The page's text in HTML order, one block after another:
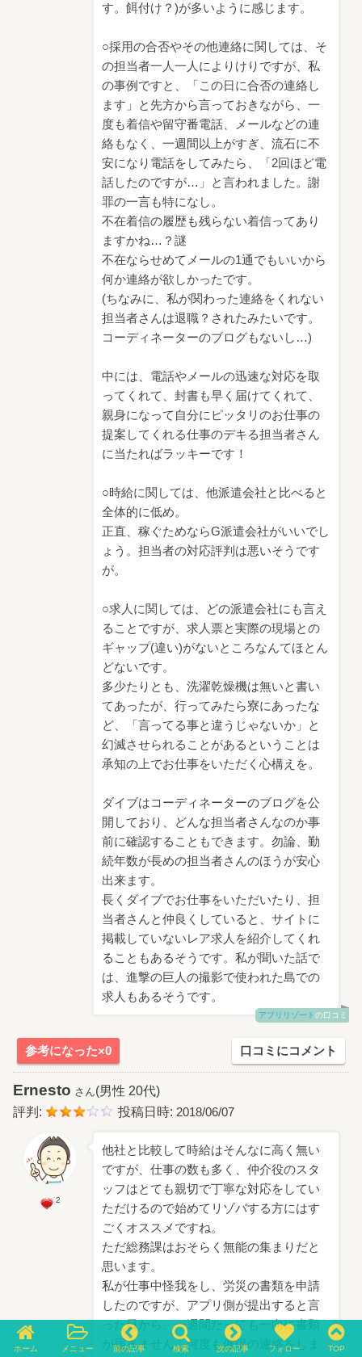
す。餌付け？)が多いように感じます。
○採用の合否やその他連絡に関しては、そ
の担当者一人一人によりけりですが、私
の事例ですと、「この日に合否の連絡し
ます」と先方から言っておきながら、一
度も着信や留守番電話、メールなどの連
絡もなく、一週間以上がすぎ、流石に不
安になり電話をしてみたら、「2回ほど電
話したのですが…」と言われました。謝
罪の一言も特になし。
不在着信の履歴も残らない着信ってあり
ますかね…？謎
不在ならせめてメールの1通でもいいから
何か連絡が欲しかったです。
(ちなみに、私が関わった連絡をくれない
担当者さんは退職？されたみたいです。
コーディネーターのブログもないし…)
中には、電話やメールの迅速な対応を取
ってくれて、封書も早く届けてくれて、
親身になって自分にピッタリのお仕事の
提案してくれる仕事のデキる担当者さん
に当たればラッキーです！
○時給に関しては、他派遣会社と比べると
全体的に低め。
正直、稼ぐためならG派遣会社がいいでし
ょう。担当者の対応評判は悪いそうです
が。
○求人に関しては、どの派遣会社にも言え
ることですが、求人票と実際の現場との
ギャップ(違い)がないところなんてほとん
どないです。
多少たりとも、洗濯乾燥機は無いと書い
てあったが、行ってみたら寮にあったな
ど、「言ってる事と違うじゃないか」と
幻滅させられることがあるということは
承知の上でお仕事をいただく心構えを。
ダイブはコーディネーターのブログを公
開しており、どんな担当者さんなのか事
前に確認することもできます。勿論、勤
続年数が長めの担当者さんのほうが安心
出来ます。
長くダイブでお仕事をいただいたり、担
当者さんと仲良くしていると、サイトに
掲載していないレア求人を紹介してくれ
ることもあるそうです。私が聞いた話で
は、進撃の巨人の撮影で使われた島での
求人もあるそうです。
アプリリゾートの口コミ
参考になった×0 口コミにコメント
Ernesto さん(男性 20代)
評判:
投稿日時: 2018/06/07
2
他社と比較して時給はそんなに高く無い
ですが、仕事の数も多く、仲介役のスタ
ッフはとても親切で丁寧な対応をしてい
ただけるので始めてリゾバする方にはす
ごくオススメですね。
ただ総務課はおそらく無能の集まりだと
思います。
私が仕事中怪我をし、労災の書類を申請
したのですが、アプリ側が提出すると言
った日から、一週間たっても一向に書類
が届きません。何度も催促の連絡をしま
ホーム メニュー 前の記事 検索 次の記事 フォロー TOP